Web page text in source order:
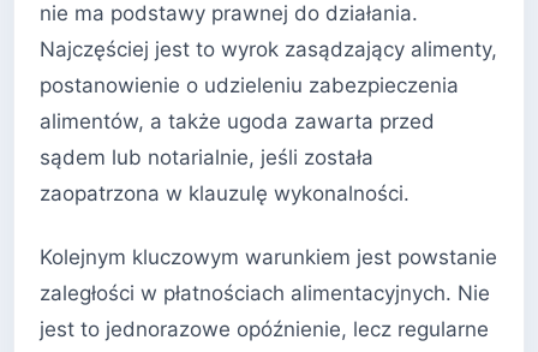
nie ma podstawy prawnej do działania.
Najczęściej jest to wyrok zasądzający alimenty,
postanowienie o udzieleniu zabezpieczenia
alimentów, a także ugoda zawarta przed
sądem lub notarialnie, jeśli została
zaopatrzona w klauzulę wykonalności.
Kolejnym kluczowym warunkiem jest powstanie
zaległości w płatnościach alimentacyjnych. Nie
jest to jednorazowe opóźnienie, lecz regularne